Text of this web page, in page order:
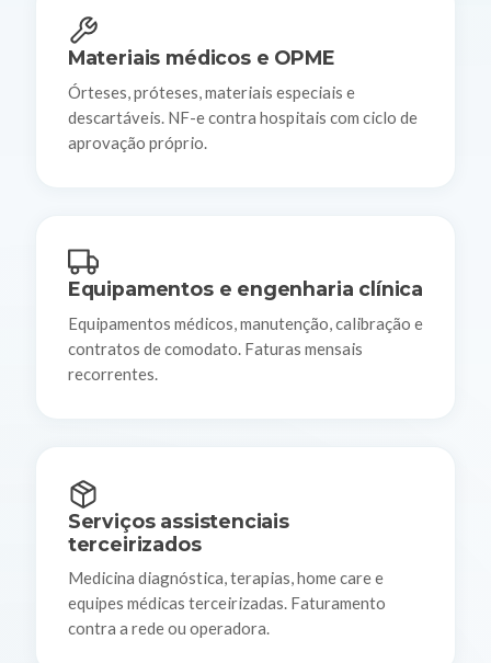
Materiais médicos e OPME
Órteses, próteses, materiais especiais e
descartáveis. NF-e contra hospitais com ciclo de
aprovação próprio.
Equipamentos e engenharia clínica
Equipamentos médicos, manutenção, calibração e
contratos de comodato. Faturas mensais
recorrentes.
Serviços assistenciais
terceirizados
Medicina diagnóstica, terapias, home care e
equipes médicas terceirizadas. Faturamento
contra a rede ou operadora.